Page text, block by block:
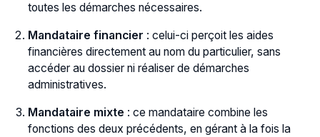
toutes les démarches nécessaires.
Mandataire financier : celui-ci perçoit les aides
financières directement au nom du particulier, sans
accéder au dossier ni réaliser de démarches
administratives.
Mandataire mixte : ce mandataire combine les
fonctions des deux précédents, en gérant à la fois la